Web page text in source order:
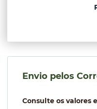
Envio pelos
Consulte os valores